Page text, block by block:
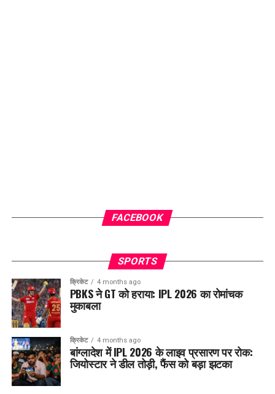
FACEBOOK
SPORTS
क्रिकेट 4 months ago
PBKS ने GT को हराया: IPL 2026 का रोमांचक
मुकाबला
क्रिकेट 4 months ago
बांग्लादेश में IPL 2026 के लाइव प्रसारण पर रोक:
जियोस्टार ने डील तोड़ी, फैंस को बड़ा झटका